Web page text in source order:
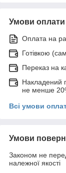
Умови оплати
Оплата на
Готівкою
Переказ на
Накладений
не менше
Всі умови
Умови
Законом не
належної якості